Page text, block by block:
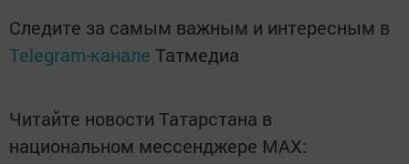
Следите за самым важным и интересным в
Telegram-канале Татмедиа
Читайте новости Татарстана в
национальном мессенджере MАХ: